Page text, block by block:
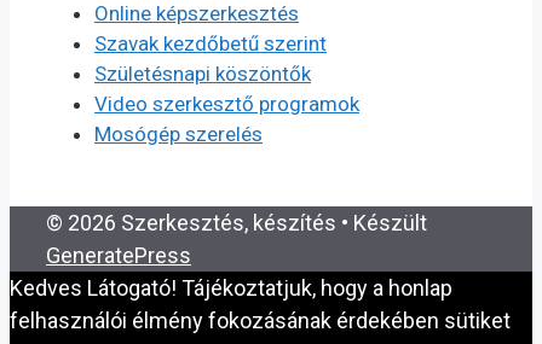
Online képszerkesztés
Szavak kezdőbetű szerint
Születésnapi köszöntők
Video szerkesztő programok
Mosógép szerelés
© 2026 Szerkesztés, készítés • Készült
GeneratePress
Kedves Látogató! Tájékoztatjuk, hogy a honlap
felhasználói élmény fokozásának érdekében sütiket